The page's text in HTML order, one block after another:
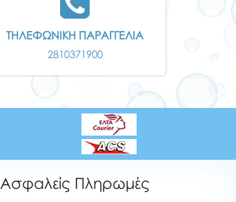
ΤΗΛΕΦΩΝΙΚΗ ΠΑΡΑΓΓΕΛΙΑ
2810371900
Ασφαλείς Πληρωμές